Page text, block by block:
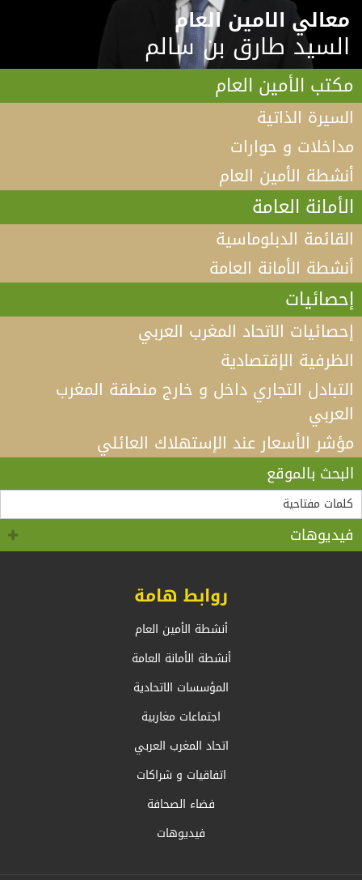
معالي الامين العام
السيد طارق بن سالم
مكتب الأمين العام
السيرة الذاتية
مداخلات و حوارات
أنشطة الأمين العام
الأمانة العامة
القائمة الدبلوماسية
أنشطة الأمانة العامة
إحصائيات
إحصائيات الاتحاد المغرب العربي
الظرفية الإقتصادية
التبادل التجاري داخل و خارج منطقة المغرب
العربي
مؤشر الأسعار عند الإستهلاك العائلي
البحث بالموقع
فيديوهات
لقاء الأمين العام لاتحاد المغرب العربي، السيد طارق بن
سالم.بالسيد وزير الشؤون الخارجية والجالية الوطنية
بالخارج، السيد أحمد عطاف
فيديو كلمة الأمين العام لاتحاد المغرب العربي أ.د الطيب
البكوش في الندوة الخامسة التي تنظمها منظمة
“مادثينك” MedThink 5+5 حول موضوع:”أي آفاق لحوار
5+5 متوسط متحول؟ تأقلم مشترك مع واقع ما بعد جائحة
كوفيد 19 “
روابط هامة
أنشطة الأمين العام
أنشطة الأمانة العامة
المؤسسات الاتحادية
اجتماعات مغاربية
اتحاد المغرب العربي
اتفاقيات و شراكات
فضاء الصحافة
فيديوهات